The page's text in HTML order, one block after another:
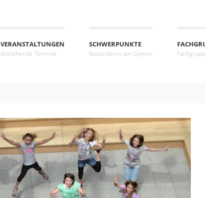
VERANSTALTUNGEN
Anstehende Termine
SCHWERPUNKTE
Besonderes am Gymno